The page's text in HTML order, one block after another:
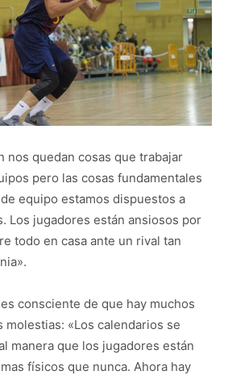
nos quedan cosas que trabajar
pero las cosas fundamentales
equipo estamos dispuestos a
Los jugadores están ansiosos por
todo en casa ante un rival tan
consciente de que hay muchos
«Los calendarios se
manera que los jugadores están
físicos que nunca. Ahora hay